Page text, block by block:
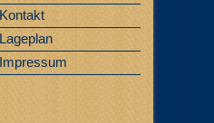
Kontakt
Lageplan
Impressum